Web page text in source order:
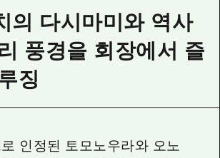
진 다운로드
해가 발생했을 때의 교통 정보
관광 안내 책자
의 다시마미와 역사
풍경을 회장에서 즐
징
인정된 토모노우라와 오노